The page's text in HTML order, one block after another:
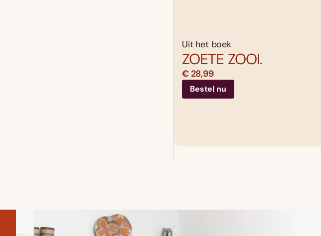
Uit het boek
ZOETE ZOOI.
€ 28,99
Bestel nu